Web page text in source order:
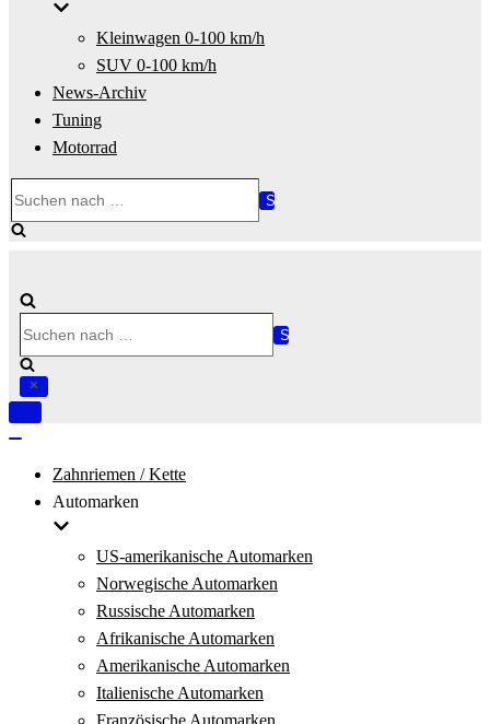
Kleinwagen 0-100 km/h
SUV 0-100 km/h
News-Archiv
Tuning
Motorrad
nach …
nach …
Navigation
Zahnriemen / Kette
Automarken
US-amerikanische Automarken
Norwegische Automarken
Russische Automarken
Afrikanische Automarken
Amerikanische Automarken
Italienische Automarken
Französische Automarken